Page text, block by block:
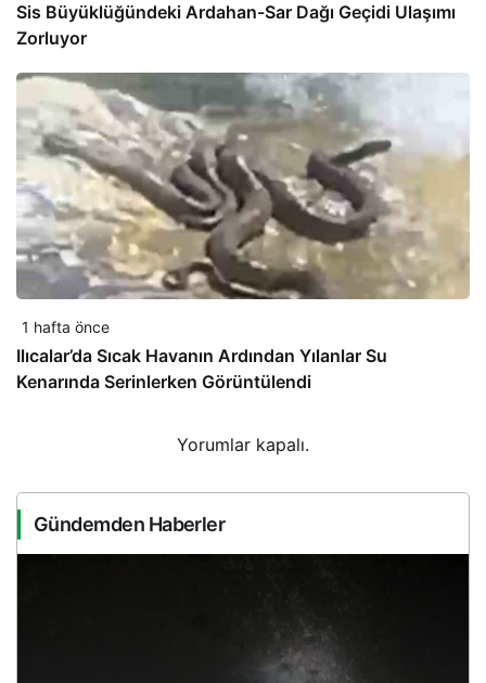
Sis Büyüklüğündeki Ardahan-Sar Dağı Geçidi Ulaşımı
Zorluyor
1 hafta önce
Ilıcalar’da Sıcak Havanın Ardından Yılanlar Su
Kenarında Serinlerken Görüntülendi
Yorumlar kapalı.
Gündemden Haberler